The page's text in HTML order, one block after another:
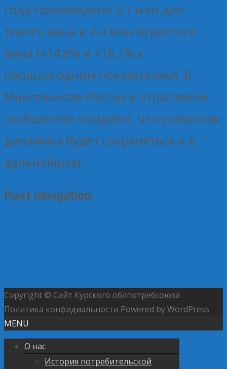
года произведено 5,1 млн дал
тихого вина и 2,4 млн игристого
вина (+14,8% и +16,1% к
прошлогодним показателям). В
Минсельхозе России и отраслевом
сообществе ожидают, что указанная
динамика будет сохраняться и в
дальнейшем.
Post navigation
Copyright © Сайт Курского облпотребсоюза
Политика конфидиальности Powered by WordPress
MENU
О нас
История потребительской